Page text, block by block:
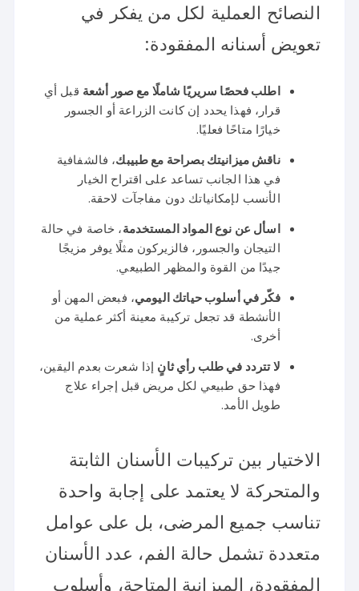
النصائح العملية لكل من يفكر في
تعويض أسنانه المفقودة:
اطلب فحصًا سريريًا شاملًا مع صور أشعة قبل أي
قرار، فهذا يحدد إن كانت الزراعة أو الجسور
خيارًا متاحًا فعليًا.
ناقش ميزانيتك بصراحة مع طبيبك، فالشفافية
في هذا الجانب تساعد على اقتراح الخيار
الأنسب لإمكانياتك دون مفاجآت لاحقة.
اسأل عن نوع المواد المستخدمة، خاصة في حالة
التيجان والجسور، فالزيركون مثلًا يوفر مزيجًا
جيدًا من القوة والمظهر الطبيعي.
فكّر في أسلوب حياتك اليومي، فبعض المهن أو
الأنشطة قد تجعل تركيبة معينة أكثر عملية من
أخرى.
لا تتردد في طلب رأي ثانٍ إذا شعرت بعدم اليقين،
فهذا حق طبيعي لكل مريض قبل إجراء علاج
طويل الأمد.
الاختيار بين تركيبات الأسنان الثابتة
والمتحركة لا يعتمد على إجابة واحدة
تناسب جميع المرضى، بل على عوامل
متعددة تشمل حالة الفم، عدد الأسنان
المفقودة، الميزانية المتاحة، وأسلوب